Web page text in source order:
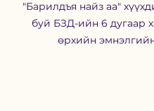
"Барилдъя найз аа"
буй БЗД-ийн 6 дугаар
өрхийн